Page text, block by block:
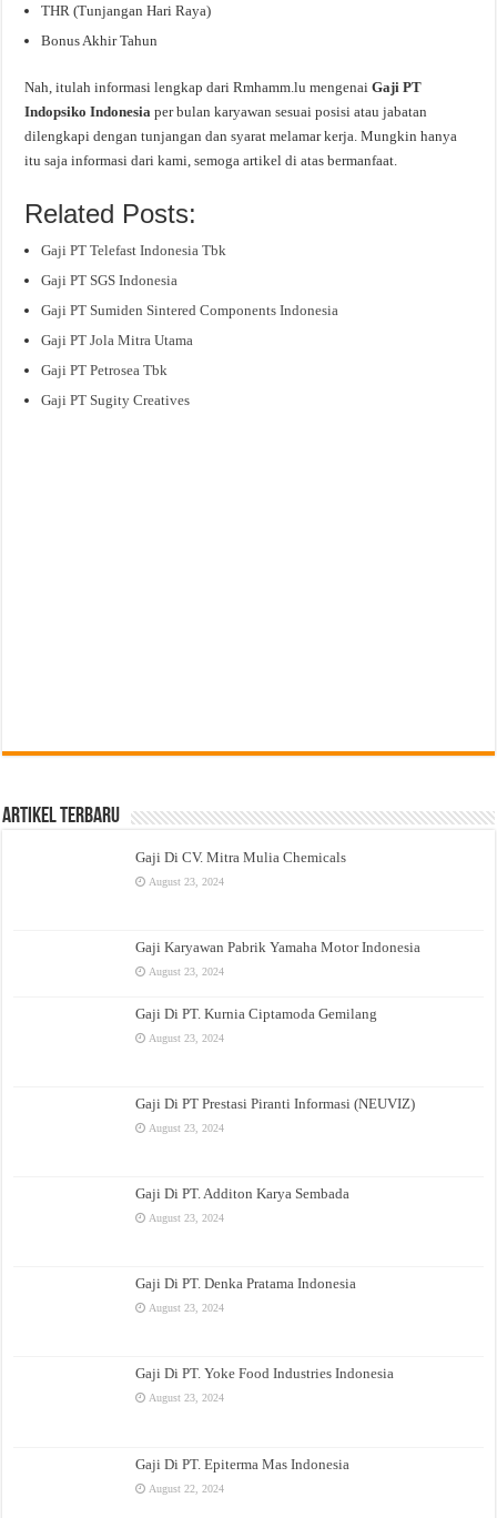
THR (Tunjangan Hari Raya)
Bonus Akhir Tahun
Nah, itulah informasi lengkap dari Rmhamm.lu mengenaiGaji PT
Indopsiko Indonesiaper bulan karyawan sesuai posisi atau jabatan
dilengkapi dengan tunjangan dan syarat melamar kerja. Mungkin hanya
itu saja informasi dari kami, semoga artikel di atas bermanfaat.
Related Posts:
Gaji PT Telefast Indonesia Tbk
Gaji PT SGS Indonesia
Gaji PT Sumiden Sintered Components Indonesia
Gaji PT Jola Mitra Utama
Gaji PT Petrosea Tbk
Gaji PT Sugity Creatives
Artikel Terbaru
Gaji Di CV. Mitra Mulia Chemicals
August 23, 2024
Gaji Karyawan Pabrik Yamaha Motor Indonesia
August 23, 2024
Gaji Di PT. Kurnia Ciptamoda Gemilang
August 23, 2024
Gaji Di PT Prestasi Piranti Informasi (NEUVIZ)
August 23, 2024
Gaji Di PT. Additon Karya Sembada
August 23, 2024
Gaji Di PT. Denka Pratama Indonesia
August 23, 2024
Gaji Di PT. Yoke Food Industries Indonesia
August 23, 2024
Gaji Di PT. Epiterma Mas Indonesia
August 22, 2024